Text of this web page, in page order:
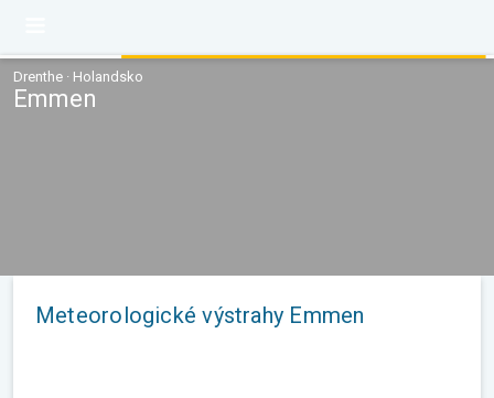
Drenthe · Holandsko
Emmen
Meteorologické výstrahy Emmen